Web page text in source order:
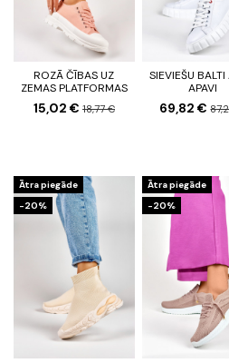
ROZĀ ČĪBAS UZ
ZEMAS PLATFORMAS
15,02 € 18,77 €
SIEVIEŠU BALTI
APAVI
69,82 €
Ātra piegāde
-20%
Ātra piegāde
-20%